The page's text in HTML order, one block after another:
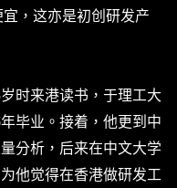
，这亦是初创研发产
时来港读书，于理工大
毕业。接着，他更到中
分析，后来在中文大学
他觉得在香港做研发工